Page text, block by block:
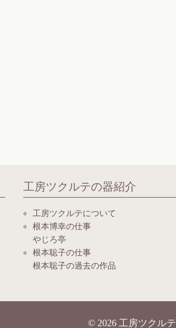
工房ツクルテの器紹介
工房ツクルテについて
根本博幸の仕事
やじろ亭
根本聡子の仕事
根本聡子の過去の作品
© 2026 工房ツクルテ